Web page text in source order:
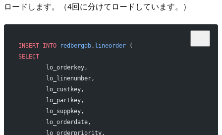
ロードします。（4回に分けてロードしています。）
INSERT INTO redbergdb. lineorder (
SELECT
	lo_orderkey,
	lo_linenumber,
	lo_custkey,
	lo_partkey,
	lo_suppkey,
	lo_orderdate,
	lo_orderpriority,